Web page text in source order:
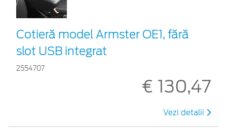
Cotieră model Armster OE1, fără
slot USB integrat
2554707
€ 130,47
Vezi detalii